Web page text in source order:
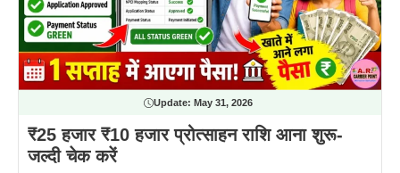
Update: May 31, 2026
₹25 हजार ₹10 हजार प्रोत्साहन राशि आना शुरू-
जल्दी चेक करें